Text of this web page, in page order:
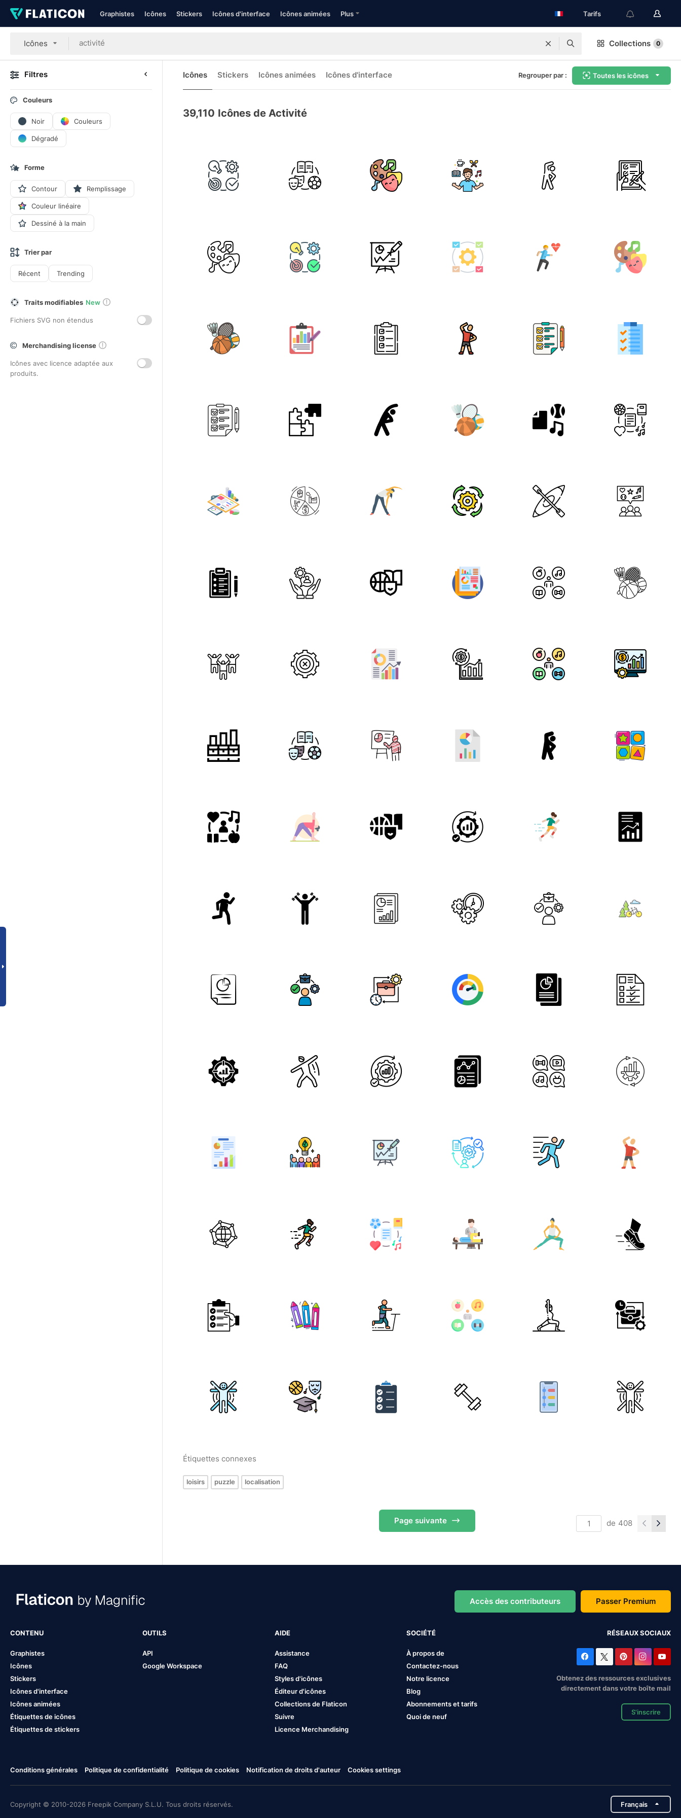
Graphistes Icônes Stickers Icônes d'interface Icônes animées Plus Tarifs
Icônes Collections 0
Filtres
Couleurs
Noir Couleurs
Dégradé
Forme
Contour Remplissage
Couleur linéaire
Dessiné à la main
Trier par
Récent Trending
Traits modifiables New
Fichiers SVG non étendus
Merchandising license
Icônes avec licence adaptée aux
produits.
Icônes Stickers Icônes animées Icônes d'interface Regrouper par : Toutes les icônes
39,110 Icônes de Activité
Étiquettes connexes
loisirs puzzle localisation
Pagesuivante de 408
Accès des contributeurs Passer Premium
CONTENU
Graphistes
Icônes
Stickers
Icônes d'interface
Icônes animées
Étiquettes de icônes
Étiquettes de stickers
OUTILS
API
Google Workspace
AIDE
Assistance
FAQ
Styles d'icônes
Éditeur d'icônes
Collections de Flaticon
Suivre
Licence Merchandising
SOCIÉTÉ
À propos de
Contactez-nous
Notre licence
Blog
Abonnements et tarifs
Quoi de neuf
RÉSEAUX SOCIAUX
Obtenez des ressources exclusives
directement dans votre boîte mail
S'inscrire
Conditions générales Politique de confidentialité Politique de cookies Notification de droits d'auteur Cookies settings
Copyright © 2010-2026 Freepik Company S.L.U. Tous droits réservés. Français